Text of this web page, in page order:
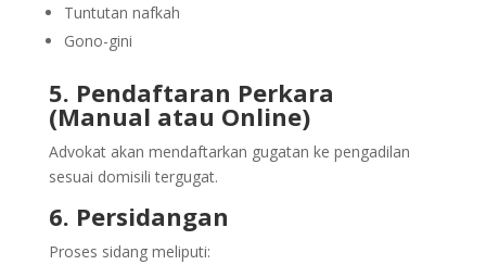
Tuntutan nafkah
Gono-gini
5. Pendaftaran Perkara
(Manual atau Online)
Advokat akan mendaftarkan gugatan ke pengadilan
sesuai domisili tergugat.
6. Persidangan
Proses sidang meliputi: